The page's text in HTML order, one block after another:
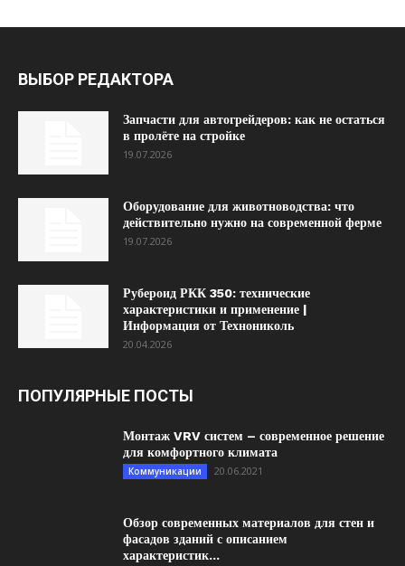
ВЫБОР РЕДАКТОРА
Запчасти для автогрейдеров: как не остаться
в пролёте на стройке
19.07.2026
Оборудование для животноводства: что
действительно нужно на современной ферме
19.07.2026
Рубероид РКК 350: технические
характеристики и применение |
Информация от Технониколь
20.04.2026
ПОПУЛЯРНЫЕ ПОСТЫ
Монтаж VRV систем – современное решение
для комфортного климата
Коммуникации 20.06.2021
Обзор современных материалов для стен и
фасадов зданий с описанием
характеристик...